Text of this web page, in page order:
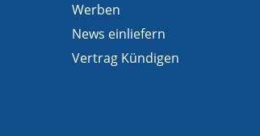
Werben
News einliefern
Vertrag Kündigen